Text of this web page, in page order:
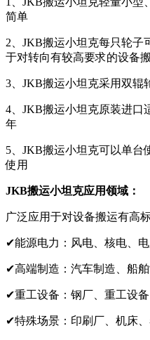
简单
2、JKB搬运小坦克每只轮子
于对转向有较高要求的设备
3、JKB搬运小坦克采用双辊
4、JKB搬运小坦克原装进口
年
5、JKB搬运小坦克可以单台
使用
JKB搬运小坦克应用领域：
广泛应用于对设备搬运有高
✔能源电力：风电、核电、
✔高端制造：汽车制造、船
✔重工设备：钢厂、重工设
✔特殊场景：印刷厂、机床